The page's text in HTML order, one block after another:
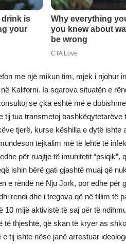
me një mikun tim, mjek i njohur
Kaliforni. Ia sqarova situatën e
se çka është më e
tij tua transmetoj
tjerë, kurse këshilla e dytë
tejkalim më të lehtë të
për ruajtje të imunitetit
ishin bërë gati gjashtë muaj që
e rëndë në Nju Jork, por edhe për
rendi dhe i tregova që në fillim të
10 mijë aktivistë të saj për të
të thjeshtë, që skan të kryer as
tij ishte nëse janë arrestuar